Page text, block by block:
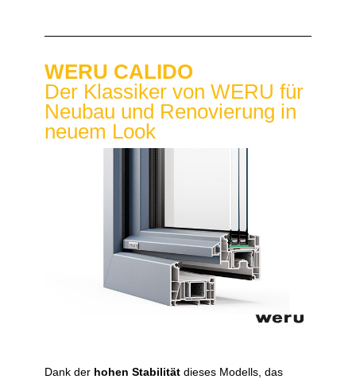
WERU CALIDO
Der Klassiker von WERU für
Neubau und Renovierung in
neuem Look
Dank der hohen Stabilität dieses Modells, das